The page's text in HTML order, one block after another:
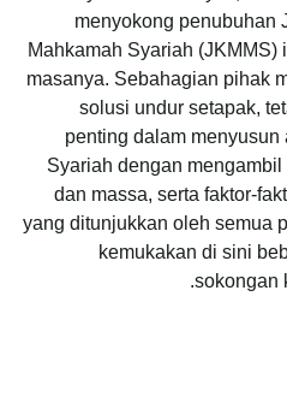
menyokong penubuhan
Mahkamah Syariah
masanya. Sebahagian pihak
solusi undur setapak,
penting dalam menyusun
Syariah dengan
dan massa, serta faktor-
yang ditunjukkan oleh semua
kemukakan di sini
sokongan